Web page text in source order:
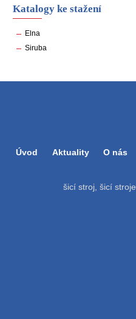
Katalogy ke stažení
Elna
Siruba
Úvod Aktuality O nás
šicí stroj, šicí